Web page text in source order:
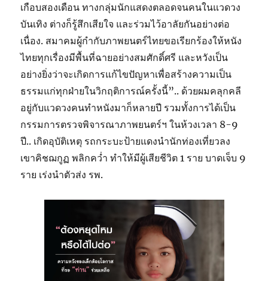
เกือบสองเดือน ทางกลุ่มนักแสดงตลอดจนคนในแวดวง
บันเทิง ต่างก็รู้สึกเสียใจ และร่วมไว้อาลัยกันอย่างต่อ
เนื่อง. สมาคมผู้กำกับภาพยนตร์ไทยขอเรียกร้องให้หนัง
ไทยทุกเรื่องมีพื้นที่ฉายอย่างสมศักดิ์ศรี และหวังเป็น
อย่างยิ่งว่าจะเกิดการแก้ไขปัญหาเพื่อสร้างความเป็น
ธรรมแก่ทุกฝ่ายในวิกฤติการณ์ครั้งนี้”.. ด้วยผมคลุกคลี
อยู่กับแวดวงคนทำหนังมาก็หลายปี รวมทั้งการได้เป็น
กรรมการตรวจพิจารณาภาพยนตร์ฯ ในห้วงเวลา 8-9
ปี.. เกิดอุบัติเหตุ รถกระบะป้ายแดงนำนักท่องเที่ยวลง
เขาคิชฌกูฏ พลิกคว่ำ ทำให้มีผู้เสียชีวิต 1 ราย บาดเจ็บ 9
ราย เร่งนำตัวส่ง รพ.